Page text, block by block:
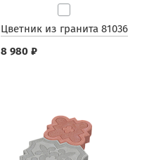
Цветник из гранита 81036
8 980 ₽